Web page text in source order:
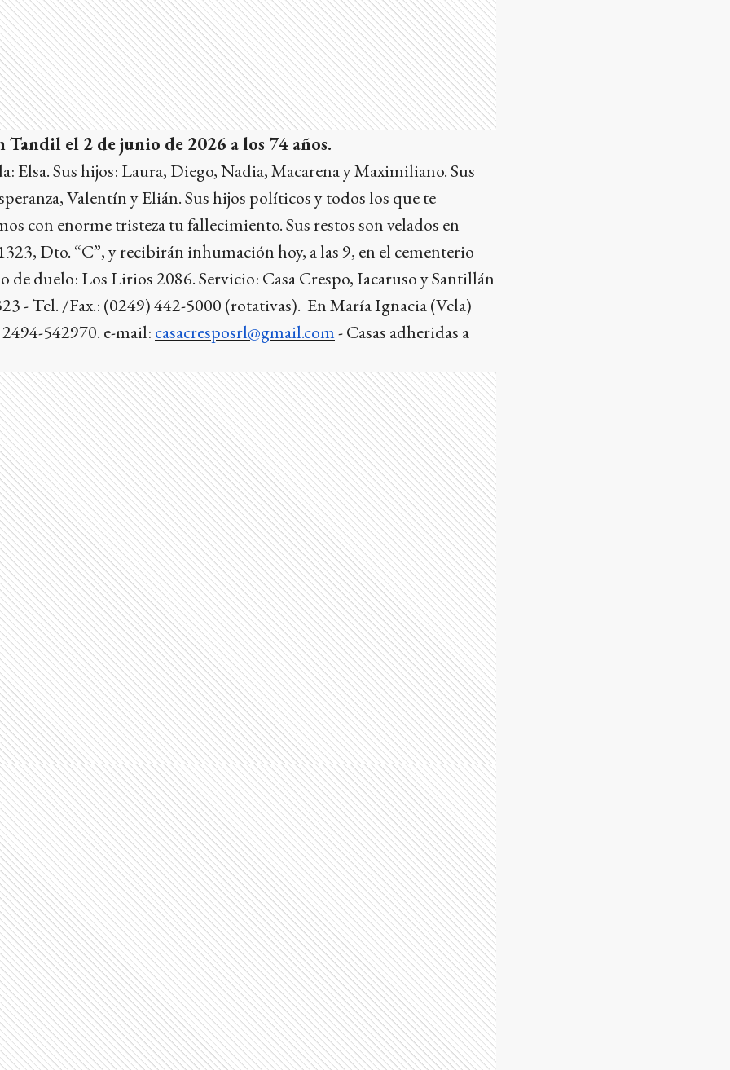
Tandil el 2 de junio de 2026 a los 74 años.
Elsa. Sus hijos: Laura, Diego, Nadia, Macarena y Maximiliano. Sus
Valentín y Elián. Sus hijos políticos y todos los que te
con enorme tristeza tu fallecimiento. Sus restos son velados en
Dto. “C”, y recibirán inhumación hoy, a las 9, en el cementerio
duelo: Los Lirios 2086. Servicio: Casa Crespo, Iacaruso y Santillán
- Tel. /Fax.: (0249) 442-5000 (rotativas). En María Ignacia (Vela)
542970. e-mail: casacresposrl@gmail.com- Casas adheridas a